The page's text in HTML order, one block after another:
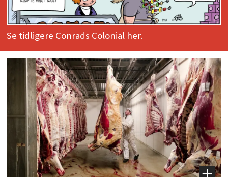
Se tidligere Conrads Colonial her.